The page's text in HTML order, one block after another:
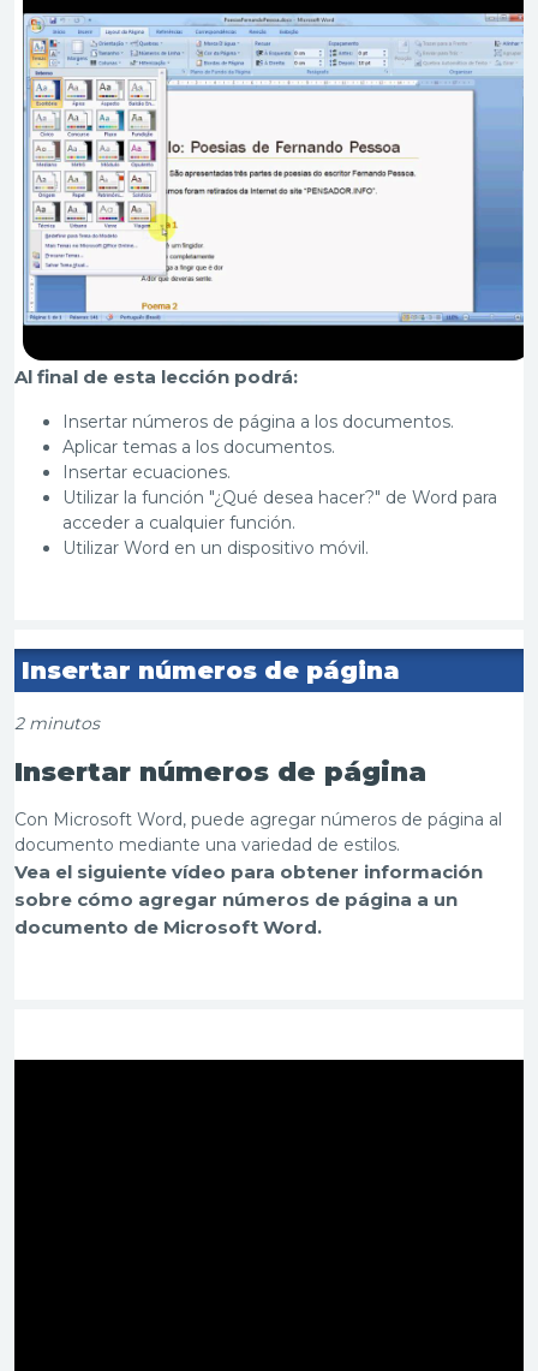
Al final de esta lección podrá:
Insertar números de página a los documentos.
Aplicar temas a los documentos.
Insertar ecuaciones.
Utilizar la función "¿Qué desea hacer?" de Word para
acceder a cualquier función.
Utilizar Word en un dispositivo móvil.
Insertar números de página
2 minutos
Insertar números de página
Con Microsoft Word, puede agregar números de página al
documento mediante una variedad de estilos.
Vea el siguiente vídeo para obtener información
sobre cómo agregar números de página a un
documento de Microsoft Word.